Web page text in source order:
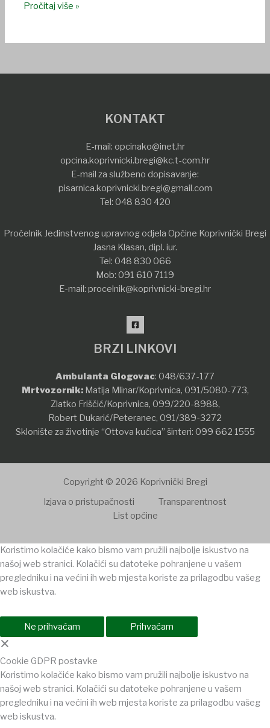
Pročitaj više »
KONTAKT
E-mail: opcinako@inet.hr
opcina.koprivnicki.bregi@kc.t-com.hr
E-mail za službeno dopisavanje:
pisarnica.koprivnicki.bregi@gmail.com
Tel: 048 830 420
Pročelnik Jedinstvenog upravnog odjela Općine Koprivnički Bregi
Jasna Klasan, dipl. iur.
Tel: 048 830 066
Mob: 091 610 7119
E-mail: procelnik@koprivnicki-bregi.hr
BRZI LINKOVI
Ambulanta Glogovac: 048/637-177
Mrtvozornik:Matija Mlinar/Koprivnica, 091/5080-773,
Zlatko Friščić/Koprivnica, 099/220-8988,
Robert Dukarić/Peteranec, 091/389-3272
Sklonište za životinje “Ottova kućica” šinteri: 099 662 1555
Copyright © 2026 Koprivnički Bregi
Izjava o pristupačnosti
Transparentnost
List općine
Koristimo kolačiće kako bismo vam pružili najbolje iskustvo na
našoj web stranici. Kolačići su datoteke pohranjene u vašem
pregledniku i na većini ih web mjesta koriste za prilagodbu vašeg
web iskustva.
Ne prihvaćam Prihvaćam
×
Cookie GDPR postavke
Koristimo kolačiće kako bismo vam pružili najbolje iskustvo na
našoj web stranici. Kolačići su datoteke pohranjene u vašem
pregledniku i na većini ih web mjesta koriste za prilagodbu vašeg
web iskustva.